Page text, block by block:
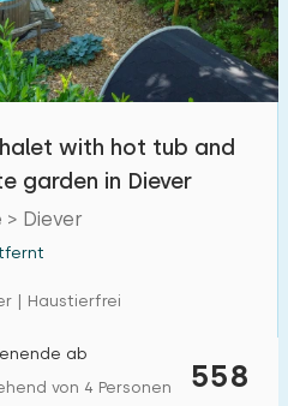
with hot tub and
garden in Diever
Diever
| Haustierfrei
558
ab
von 4 Personen